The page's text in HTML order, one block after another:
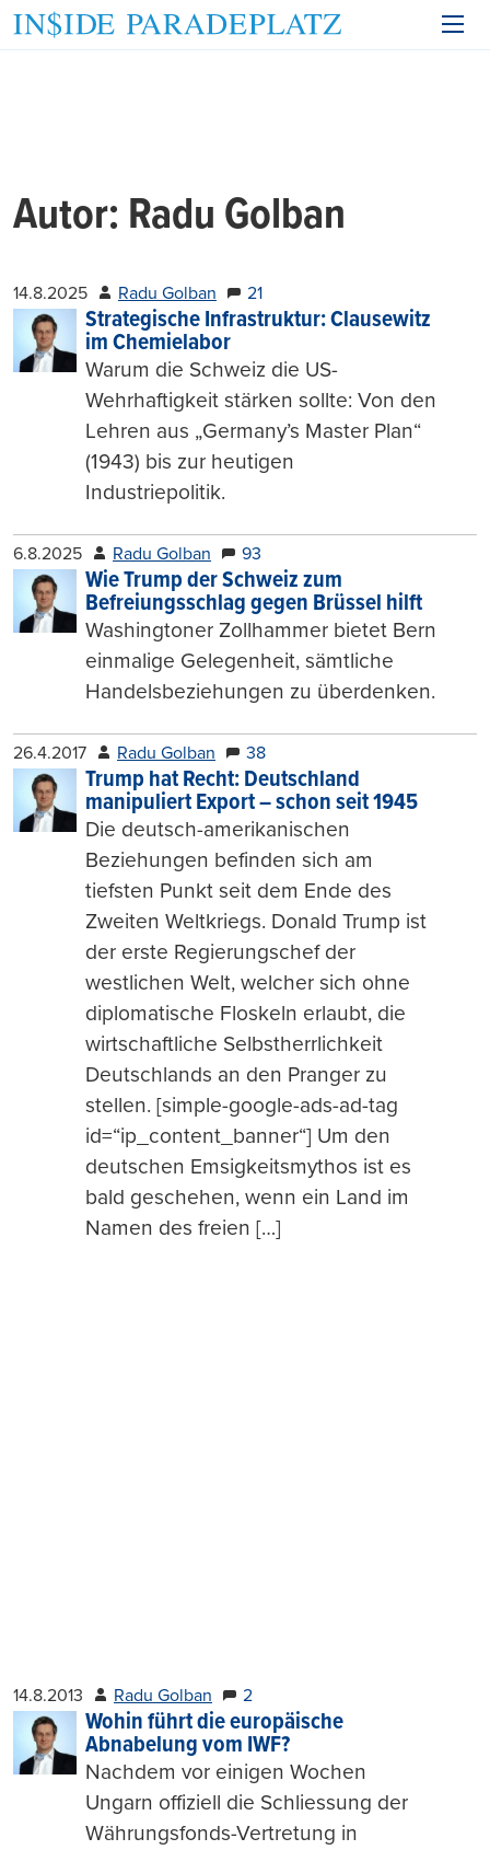
Autor: Radu Golban
14.8.2025 Radu Golban 21
Strategische Infrastruktur: Clausewitz
im Chemielabor
Warum die Schweiz die US-
Wehrhaftigkeit stärken sollte: Von den
Lehren aus „Germany’s Master Plan“
(1943) bis zur heutigen
Industriepolitik.
6.8.2025 Radu Golban 93
Wie Trump der Schweiz zum
Befreiungsschlag gegen Brüssel hilft
Washingtoner Zollhammer bietet Bern
einmalige Gelegenheit, sämtliche
Handelsbeziehungen zu überdenken.
26.4.2017 Radu Golban 38
Trump hat Recht: Deutschland
manipuliert Export – schon seit 1945
Die deutsch-amerikanischen
Beziehungen befinden sich am
tiefsten Punkt seit dem Ende des
Zweiten Weltkriegs. Donald Trump ist
der erste Regierungschef der
westlichen Welt, welcher sich ohne
diplomatische Floskeln erlaubt, die
wirtschaftliche Selbstherrlichkeit
Deutschlands an den Pranger zu
stellen. [simple-google-ads-ad-tag
id=“ip_content_banner“] Um den
deutschen Emsigkeitsmythos ist es
bald geschehen, wenn ein Land im
Namen des freien […]
14.8.2013 Radu Golban 2
Wohin führt die europäische
Abnabelung vom IWF?
Nachdem vor einigen Wochen
Ungarn offiziell die Schliessung der
Währungsfonds-Vertretung in